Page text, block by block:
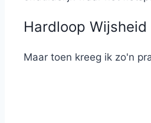
Hardloop
Maar toen kreeg ik zo'n